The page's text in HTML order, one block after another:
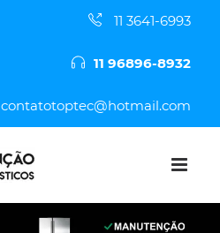
11 3641-6993
11 96896-8932
contatotoptec@hotmail.com